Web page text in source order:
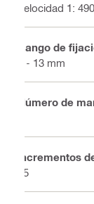
Velocidad 1:
Rango de
2 - 13 mm
Número de
Incrementos
15